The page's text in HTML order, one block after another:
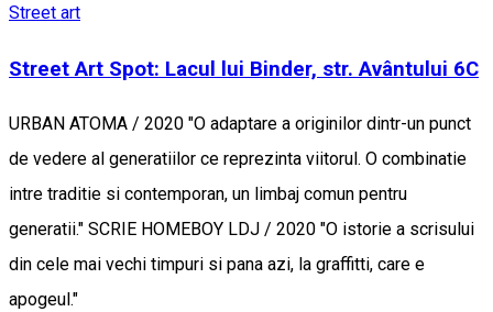
Street art
Street Art Spot: Lacul lui Binder, str. Avântului 6C
URBAN ATOMA / 2020 "O adaptare a originilor dintr-un punct
de vedere al generatiilor ce reprezinta viitorul. O combinatie
intre traditie si contemporan, un limbaj comun pentru
generatii." SCRIE HOMEBOY LDJ / 2020 "O istorie a scrisului
din cele mai vechi timpuri si pana azi, la graffitti, care e
apogeul."